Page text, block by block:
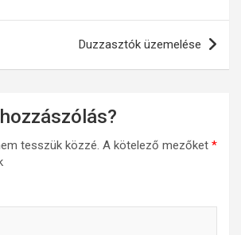
Duzzasztók üzemelése
tesszük közzé. A kötelező mezőket *